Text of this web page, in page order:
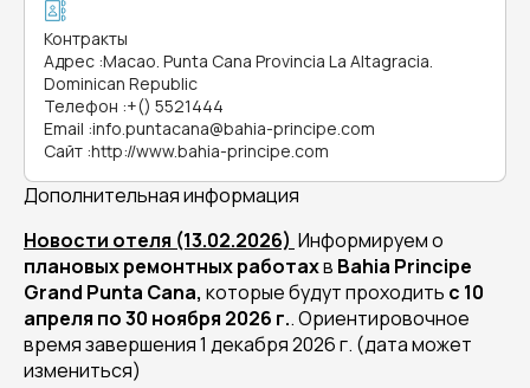
Контракты
Адрес :Macao. Punta Cana Provincia La Altagracia.
Dominican Republic
Телефон :+() 5521444
Email :info.puntacana@bahia-principe.com
Сайт :http://www.bahia-principe.com
Дополнительная информация
Новости отеля (13.02.2026) Информируем о
плановых ремонтных работахв Bahia Principe
Grand Punta Cana, которые будут проходить с 10
апреля по 30 ноября 2026 г.. Ориентировочное
время завершения 1 декабря 2026 г. (дата может
измениться)